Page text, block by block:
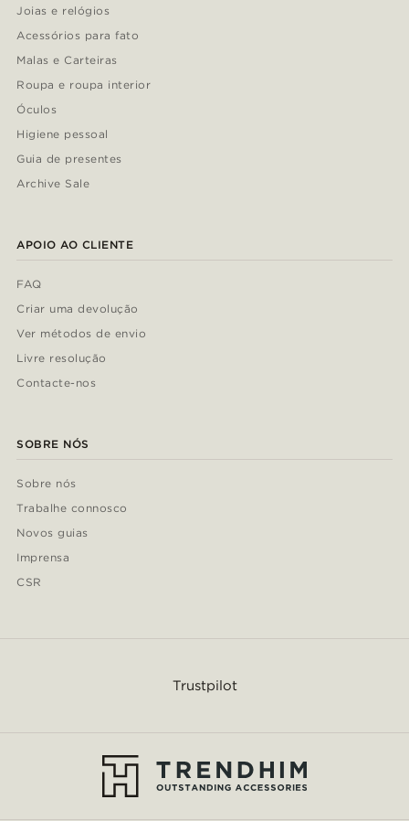
Joias e relógios
Acessórios para fato
Malas e Carteiras
Roupa e roupa interior
Óculos
Higiene pessoal
Guia de presentes
Archive Sale
APOIO AO CLIENTE
FAQ
Criar uma devolução
Ver métodos de envio
Livre resolução
Contacte-nos
SOBRE NÓS
Sobre nós
Trabalhe connosco
Novos guias
Imprensa
CSR
Trustpilot